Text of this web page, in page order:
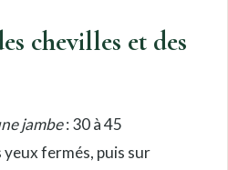
chevilles et des
jambe: 30 à 45
yeux fermés, puis sur